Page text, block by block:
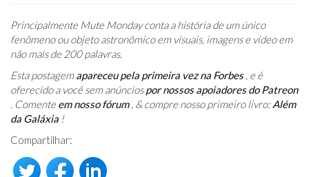
Principalmente Mute Monday conta a história de um único
fenômeno ou objeto astronômico em visuais, imagens e vídeo em
não mais de 200 palavras.
Esta postagem apareceu pela primeira vez na Forbes , e é
oferecido a você sem anúncios por nossos apoiadores do Patreon
. Comente em nosso fórum , & compre nosso primeiro livro: Além
da Galáxia !
Compartilhar: